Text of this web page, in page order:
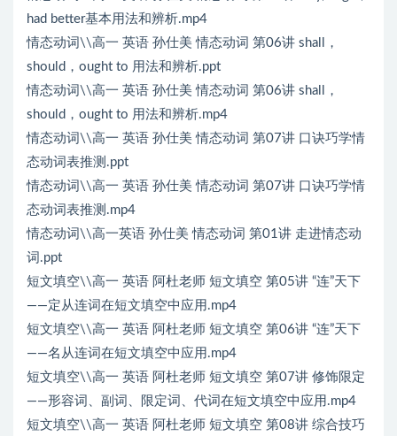
had better基本用法和辨析.mp4
情态动词\\高一 英语 孙仕美 情态动词 第06讲 shall，
should，ought to 用法和辨析.ppt
情态动词\\高一 英语 孙仕美 情态动词 第06讲 shall，
should，ought to 用法和辨析.mp4
情态动词\\高一 英语 孙仕美 情态动词 第07讲 口诀巧学情
态动词表推测.ppt
情态动词\\高一 英语 孙仕美 情态动词 第07讲 口诀巧学情
态动词表推测.mp4
情态动词\\高一英语 孙仕美 情态动词 第01讲 走进情态动
词.ppt
短文填空\\高一 英语 阿杜老师 短文填空 第05讲 “连”天下
——定从连词在短文填空中应用.mp4
短文填空\\高一 英语 阿杜老师 短文填空 第06讲 “连”天下
——名从连词在短文填空中应用.mp4
短文填空\\高一 英语 阿杜老师 短文填空 第07讲 修饰限定
——形容词、副词、限定词、代词在短文填空中应用.mp4
短文填空\\高一 英语 阿杜老师 短文填空 第08讲 综合技巧